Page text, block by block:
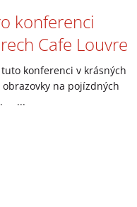
konferenci
Cafe Louvre
konferenci v krásných
na pojízdných
...